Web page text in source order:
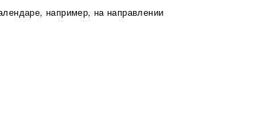
например, на направлении